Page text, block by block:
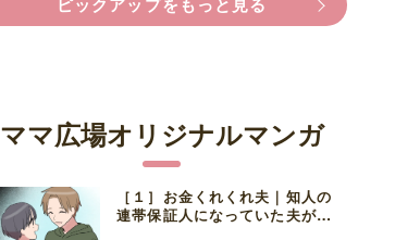
ピックアップをもっと見る
ママ広場オリジナルマンガ
［１］お金くれくれ夫｜知人の
連帯保証人になっていた夫が家